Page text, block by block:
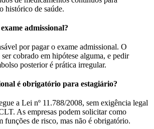
histórico de saúde.
admissional?
por pagar o exame admissional. O
cobrado em hipótese alguma, e pedir
posterior é prática irregular.
é obrigatório para estagiário?
a Lei nº 11.788/2008, sem exigência legal
As empresas podem solicitar como
funções de risco, mas não é obrigatório.